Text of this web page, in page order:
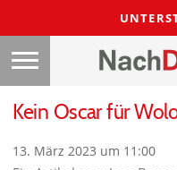
Kein Oscar für
13. März 2023 um 11:00